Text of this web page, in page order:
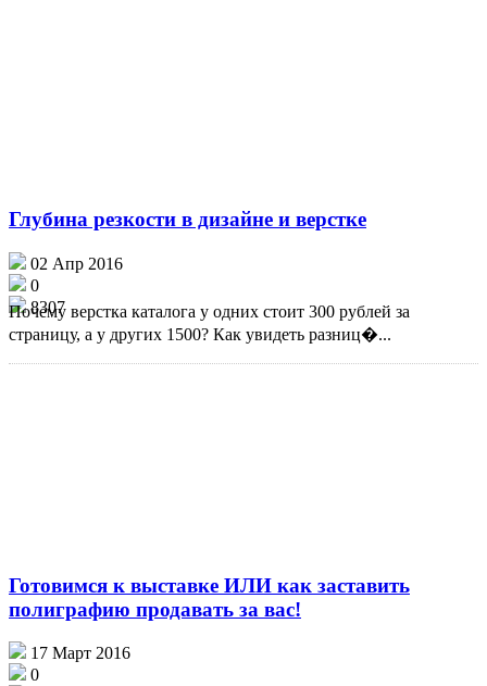
Глубина резкости в дизайне и верстке
02 Апр 2016
0
8307
Почему верстка каталога у одних стоит 300 рублей за
страницу, а у других 1500? Как увидеть разниц�...
Готовимся к выставке ИЛИ как заставить
полиграфию продавать за вас!
17 Март 2016
0